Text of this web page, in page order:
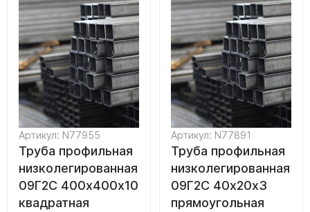
Артикул: N77955
Труба профильная
низколегированная
09Г2С 400х400х10
квадратная
Артикул: N77891
Труба профильная
низколегированная
09Г2С 40х20х3
прямоугольная